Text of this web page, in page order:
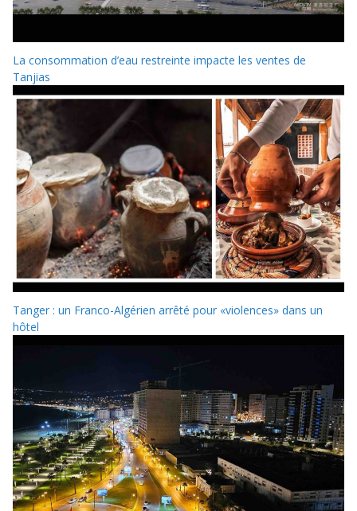
La consommation d’eau restreinte impacte les ventes de
Tanjias
Tanger : un Franco-Algérien arrêté pour «violences» dans un
hôtel